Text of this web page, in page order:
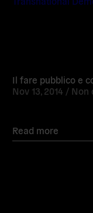
Il fare pubblico e
Nov 13, 2014 / Non
Read more